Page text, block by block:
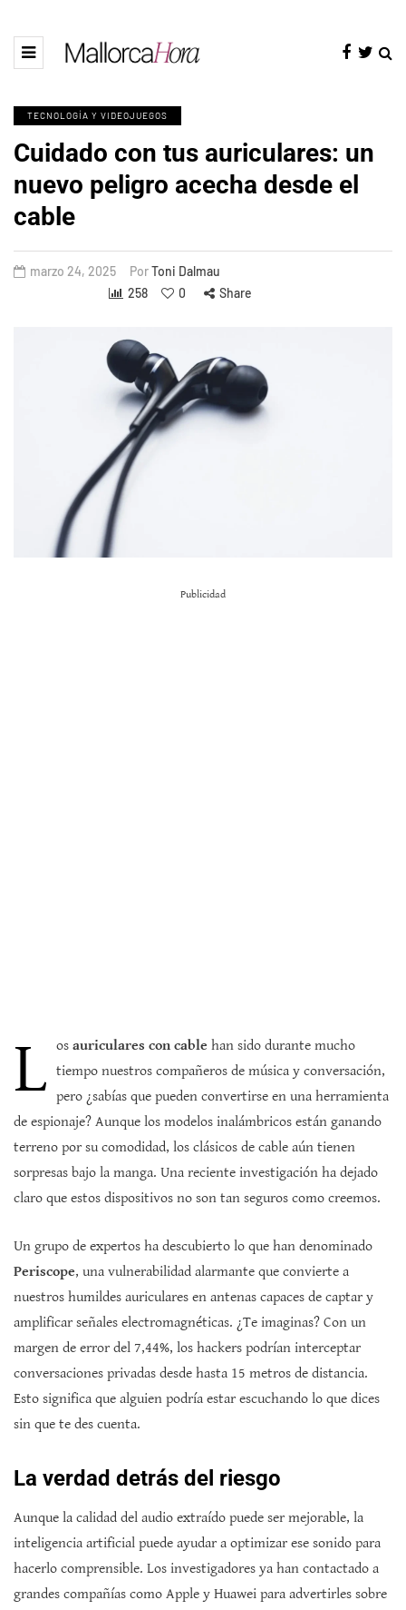
TECNOLOGÍA Y VIDEOJUEGOS
Cuidado con tus auriculares: un
nuevo peligro acecha desde el
cable
marzo 24, 2025 PorToni Dalmau
258
0 Share
Publicidad
L os auriculares con cable han sido durante mucho
tiempo nuestros compañeros de música y conversación,
pero ¿sabías que pueden convertirse en una herramienta
de espionaje? Aunque los modelos inalámbricos están ganando
terreno por su comodidad, los clásicos de cable aún tienen
sorpresas bajo la manga. Una reciente investigación ha dejado
claro que estos dispositivos no son tan seguros como creemos.
Un grupo de expertos ha descubierto lo que han denominado
Periscope, una vulnerabilidad alarmante que convierte a
nuestros humildes auriculares en antenas capaces de captar y
amplificar señales electromagnéticas. ¿Te imaginas? Con un
margen de error del 7,44%, los hackers podrían interceptar
conversaciones privadas desde hasta 15 metros de distancia.
Esto significa que alguien podría estar escuchando lo que dices
sin que te des cuenta.
La verdad detrás del riesgo
Aunque la calidad del audio extraído puede ser mejorable, la
inteligencia artificial puede ayudar a optimizar ese sonido para
hacerlo comprensible. Los investigadores ya han contactado a
grandes compañías como Apple y Huawei para advertirles sobre